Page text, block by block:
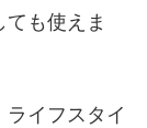
も使えま
イフスタイ